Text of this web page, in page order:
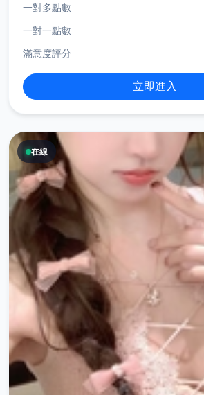
一對多點數
一對一點數
滿意度評分
立即進入
在線